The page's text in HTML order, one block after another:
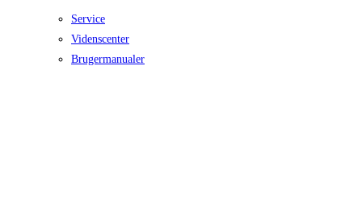
Service
Videnscenter
Brugermanualer